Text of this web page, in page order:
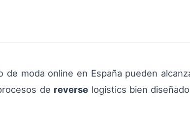
moda online en España pueden
de reverse logistics bien